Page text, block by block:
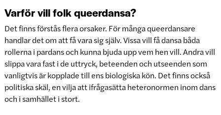
Varför vill folk queerdansa?
Det finns förstås flera orsaker. För många queerdansare
handlar det om att få vara sig själv. Vissa vill få dansa båda
rollerna i pardans och kunna bjuda upp vem hen vill. Andra vill
slippa vara fast i de uttryck, beteenden och utseenden som
vanligtvis är kopplade till ens biologiska kön. Det finns också
politiska skäl, en vilja att ifrågasätta heteronormen inom dans
och i samhället i stort.